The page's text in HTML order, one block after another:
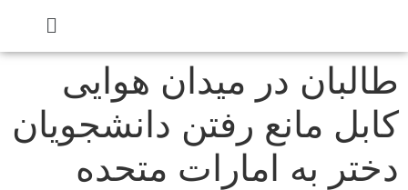
طالبان در میدان هوایی
کابل مانع رفتن دانشجویان
دختر به امارات متحده